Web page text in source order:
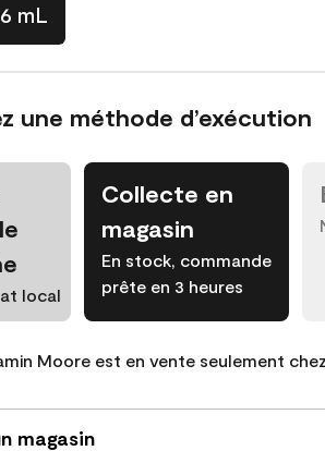
mL
une méthode d’exécution
local
Collecte en
magasin
En stock, commande
prête en 3 heures
Moore est en vente seulement
magasin